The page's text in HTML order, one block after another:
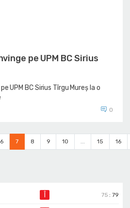
75 :79
pe UPM BC Sirius
UPM BC Sirius Tîrgu Mureș la o
0
6 7 8 9 10 ... 15 16